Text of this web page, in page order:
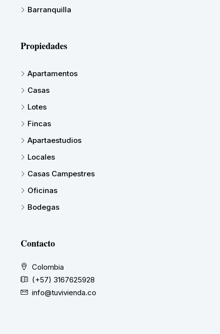
Barranquilla
Propiedades
Apartamentos
Casas
Lotes
Fincas
Apartaestudios
Locales
Casas Campestres
Oficinas
Bodegas
Contacto
Colombia
(+57) 3167625928
info@tuvivienda.co